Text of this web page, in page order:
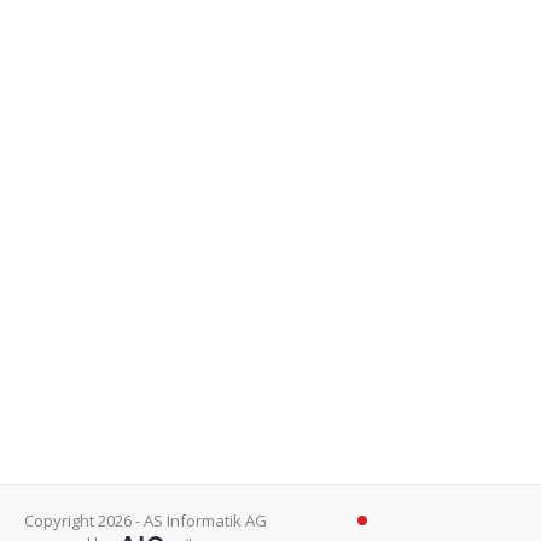
Copyright 2026 - AS Informatik AG